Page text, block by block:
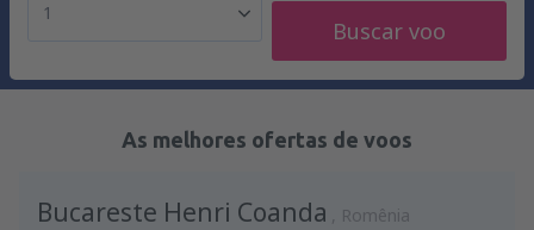
1
Buscar voo
As melhores ofertas de voos
Bucareste Henri Coanda Romênia